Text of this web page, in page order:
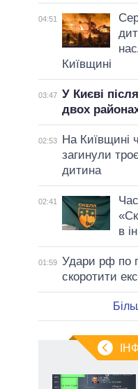
04:51
Київщині
03:47 У Києві
двох
02:53
На Київщині
загинули
дитина
02:41
в
01:59 Удари рф по
скоротити